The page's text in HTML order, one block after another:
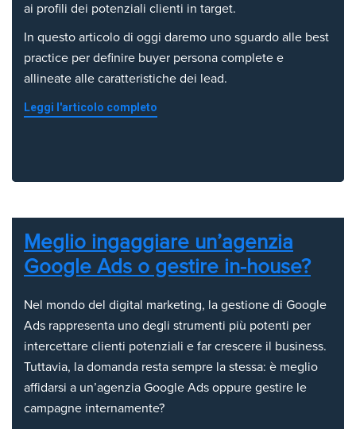
ai profili dei potenziali clienti in target.
In questo articolo di oggi daremo uno sguardo alle best
practice per definire buyer persona complete e
allineate alle caratteristiche dei lead.
Leggi l'articolo completo
Meglio ingaggiare un’agenzia
Google Ads o gestire in-house?
Nel mondo del digital marketing, la gestione di Google
Ads rappresenta uno degli strumenti più potenti per
intercettare clienti potenziali e far crescere il business.
Tuttavia, la domanda resta sempre la stessa: è meglio
affidarsi a un’agenzia Google Ads oppure gestire le
campagne internamente?